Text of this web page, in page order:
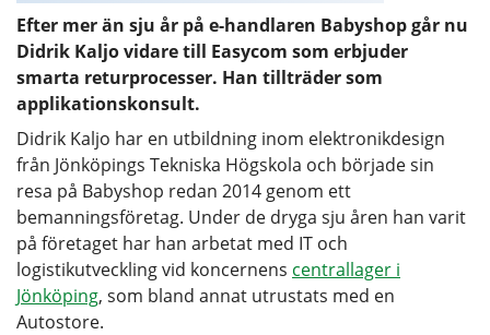
Efter mer än sju år på e-handlaren Babyshop går nu
Didrik Kaljo vidare till Easycom som erbjuder
smarta returprocesser. Han tillträder som
applikationskonsult.
Didrik Kaljo har en utbildning inom elektronikdesign
från Jönköpings Tekniska Högskola och började sin
resa på Babyshop redan 2014 genom ett
bemanningsföretag. Under de dryga sju åren han varit
på företaget har han arbetat med IT och
logistikutveckling vid koncernens centrallager i
Jönköping, som bland annat utrustats med en
Autostore.